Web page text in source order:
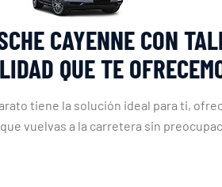
CAYENNE CON
QUE TE
tiene la solución ideal para ti,
vuelvas a la carretera sin